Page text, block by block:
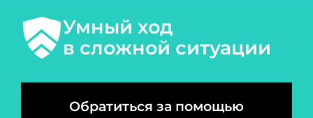
Умный ход
в сложной ситуации
Обратиться за помощью